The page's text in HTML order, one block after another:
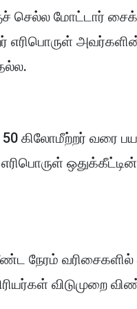
செல்ல மோட்டார்
எரிபொருள்
50 கிலோமீற்றர் வரை
நேரம் வரிசைகளில்
விடுமுறை